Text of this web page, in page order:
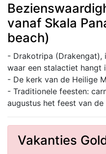
vanaf Skala
beach)
- Drakotripa (Drakengat),
waar een stalactiet hangt
- De kerk van de Heilige
- Traditionele feesten:
augustus het feest van de
Vakanties